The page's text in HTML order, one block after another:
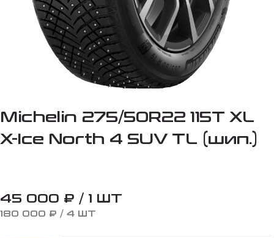
Michelin 275/50R22 115T XL
X-Ice North 4 SUV TL (шип.)
45 000 ₽ / 1 ШТ
180 000 ₽ / 4 ШТ